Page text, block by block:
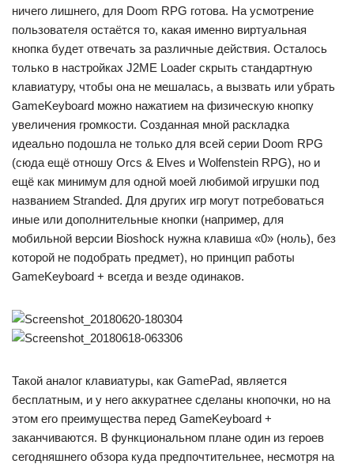
ничего лишнего, для Doom RPG готова. На усмотрение
пользователя остаётся то, какая именно виртуальная
кнопка будет отвечать за различные действия. Осталось
только в настройках J2ME Loader скрыть стандартную
клавиатуру, чтобы она не мешалась, а вызвать или убрать
GameKeyboard можно нажатием на физическую кнопку
увеличения громкости. Созданная мной раскладка
идеально подошла не только для всей серии Doom RPG
(сюда ещё отношу Orcs & Elves и Wolfenstein RPG), но и
ещё как минимум для одной моей любимой игрушки под
названием Stranded. Для других игр могут потребоваться
иные или дополнительные кнопки (например, для
мобильной версии Bioshock нужна клавиша «0» (ноль), без
которой не подобрать предмет), но принцип работы
GameKeyboard + всегда и везде одинаков.
Такой аналог клавиатуры, как GamePad, является
бесплатным, и у него аккуратнее сделаны кнопочки, но на
этом его преимущества перед GameKeyboard +
заканчиваются. В функциональном плане один из героев
сегодняшнего обзора куда предпочтительнее, несмотря на